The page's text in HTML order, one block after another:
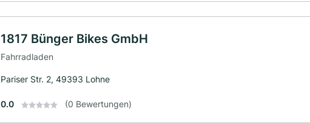
1817 Bünger Bikes GmbH
Fahrradladen
Pariser Str. 2, 49393 Lohne
0.0 (0 Bewertungen)